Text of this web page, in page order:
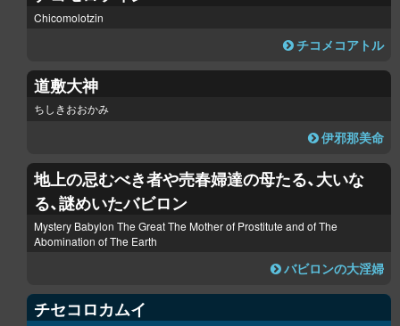
Chicomolotzin
チコメコアトル
道敷大神
ちしきおおかみ
伊邪那美命
地上の忌むべき者や売春婦達の母たる、大いな
る、謎めいたバビロン
Mystery Babylon The Great The Mother of Prostitute and of The
Abomination of The Earth
バビロンの大淫婦
チセコロカムイ